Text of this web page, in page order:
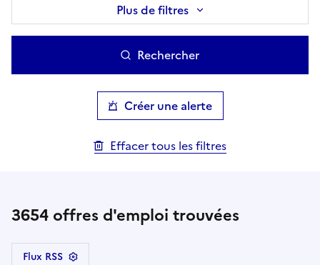
Plus de filtres
Rechercher
Créer une alerte
Effacer tous les filtres
3654 offres d'emploi trouvées
Flux RSS